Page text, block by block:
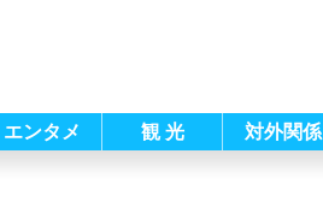
エンタメ 観 光 対外関係